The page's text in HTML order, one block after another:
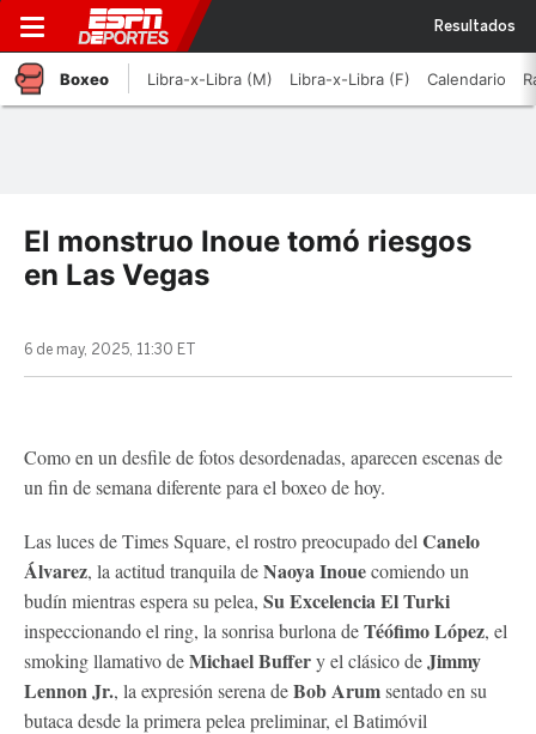
Resultados
Boxeo Libra-x-Libra (M) Libra-x-Libra (F) Calendario
El monstruo Inoue tomó riesgos
en Las Vegas
6 de may, 2025, 11:30 ET
Como en un desfile de fotos desordenadas, aparecen escenas de
un fin de semana diferente para el boxeo de hoy.
Las luces de Times Square, el rostro preocupado del Canelo
Álvarez, la actitud tranquila deNaoya Inouecomiendo un
budín mientras espera su pelea, Su Excelencia El Turki
inspeccionando el ring, la sonrisa burlona deTéófimo López, el
smoking llamativo deMichael Buffery el clásico deJimmy
Lennon Jr., la expresión serena deBob Arumsentado en su
butaca desde la primera pelea preliminar, el Batimóvil